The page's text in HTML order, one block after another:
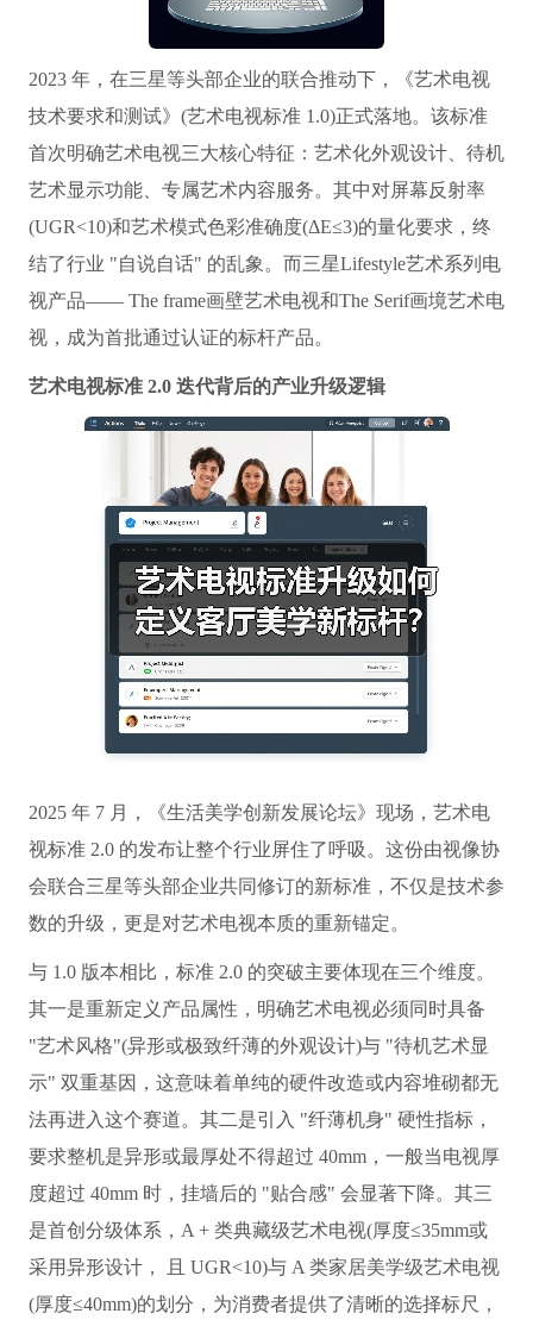
2023 年，在三星等头部企业的联合推动下，《艺术电视
技术要求和测试》(艺术电视标准 1.0)正式落地。该标准
首次明确艺术电视三大核心特征：艺术化外观设计、待机
艺术显示功能、专属艺术内容服务。其中对屏幕反射率
(UGR<10)和艺术模式色彩准确度(ΔE≤3)的量化要求，终
结了行业 "自说自话" 的乱象。而三星Lifestyle艺术系列电
视产品—— The frame画壁艺术电视和The Serif画境艺术电
视，成为首批通过认证的标杆产品。
艺术电视标准 2.0 迭代背后的产业升级逻辑
2025 年 7 月，《生活美学创新发展论坛》现场，艺术电
视标准 2.0 的发布让整个行业屏住了呼吸。这份由视像协
会联合三星等头部企业共同修订的新标准，不仅是技术参
数的升级，更是对艺术电视本质的重新锚定。
与 1.0 版本相比，标准 2.0 的突破主要体现在三个维度。
其一是重新定义产品属性，明确艺术电视必须同时具备
"艺术风格"(异形或极致纤薄的外观设计)与 "待机艺术显
示" 双重基因，这意味着单纯的硬件改造或内容堆砌都无
法再进入这个赛道。其二是引入 "纤薄机身" 硬性指标，
要求整机是异形或最厚处不得超过 40mm，一般当电视厚
度超过 40mm 时，挂墙后的 "贴合感" 会显著下降。其三
是首创分级体系，A + 类典藏级艺术电视(厚度≤35mm或
采用异形设计， 且 UGR<10)与 A 类家居美学级艺术电视
(厚度≤40mm)的划分，为消费者提供了清晰的选择标尺，